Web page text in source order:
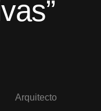
Arquitecto